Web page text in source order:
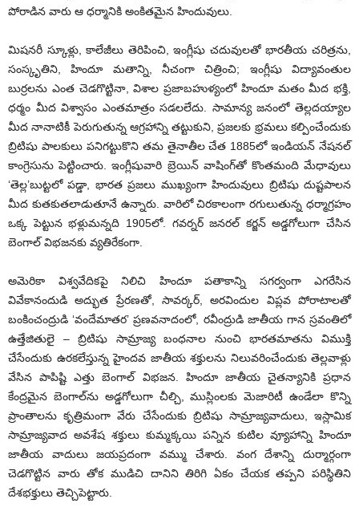
పోరాడిన వారు ఆ ధర్మానికి అంకితమైన హిందువులు.
మిషనరీ స్కూళ్లు, కాలేజీలు తెరిపించి, ఇంగ్లీషు చదువులతో భారతీయ చరిత్రను,
సంస్కృతిని, హిందూ మతాన్ని, నీచంగా చిత్రించి; ఇంగ్లీషు విద్యావంతుల
బుర్రలను ఎంత చెడగొట్టినా, విశాల ప్రజాబహుళ్యంలో హిందూ మతం మీద భక్తి,
ధర్మం మీద విశ్వాసం ఎంతమాత్రం సడలలేదు. సామాన్య జనంలో తెల్లదయ్యాల
మీద నానాటికీ పెరుగుతున్న ఆగ్రహాన్ని తట్టుకుని, ప్రజలకు భ్రమలు కల్పించేందుకు
బ్రిటిషు పాలకులు పనిగట్టుకొని తమ తైనాతీల చేత 1885లో ఇండియన్‌ నేషనల్‌
కాంగ్రెసును పెట్టించారు. ఇంగ్లీషువారి బ్రెయిన్‌ వాషింగ్‌తో కొంతమంది మేధావులు
‘తెల్ల’బుట్టలో పడ్డా, భారత ప్రజలు ముఖ్యంగా హిందువులు బ్రిటిషు దుష్టపాలన
మీద కుతకుతలాడుతూనే ఉన్నారు. వారిలో చిరకాలంగా రగులుతున్న ధర్మాగ్రహం
ఒక్క పెట్టున భళ్లుమన్నది 1905లో. గవర్నర్‌ జనరల్‌ కర్జన్‌ అడ్డగోలుగా చేసిన
బెంగాల్‌ విభజనకు వ్యతిరేకంగా.
అమెరికా విశ్వవేదికపై నిలిచి హిందూ పతాకాన్ని సగర్వంగా ఎగరేసిన
వివేకానందుడి అద్భుత ప్రేరణతో, సావర్కర్‌, అరవిందుల విప్లవ పోరాటాలతో
బంకించంద్రుడి ‘వందేమాతర’ ప్రణవనాదంలో, రవీంద్రుడి జాతీయ గాన స్రవంతిలో
ఉత్తేజితులై – బ్రిటిషు సామ్రాజ్య బంధనాల నుంచి భారతమాతను విముక్తి
చేసేందుకు ఉరకలేస్తున్న హైందవ జాతీయ శక్తులను నిలువరించేందుకు తెల్లవాళ్లు
వేసిన పాపిష్టి ఎత్తు బెంగాల్‌ విభజన. హిందూ జాతీయ చైతన్యానికి ప్రధాన
కేంద్రమైన బెంగాల్‌ను అడ్డగోలుగా చీల్చి, ముస్లింలకు మెజారిటీ ఉండేలా కొన్ని
ప్రాంతాలను కృత్రిమంగా వేరు చేసేందుకు బ్రిటిషు సామ్రాజ్యవాదులు, ఇస్లామిక
సామ్రాజ్యవాద అవశేష శక్తులు కుమ్మక్కయి పన్నిన కుటిల వ్యూహాన్ని హిందూ
జాతీయ వాదులు జయప్రదంగా వమ్ము చేశారు. వంగ దేశాన్ని దుర్మార్గంగా
చెడగొట్టిన వారు తోక ముడిచి దానిని తిరిగి ఏకం చేయక తప్పని పరిస్థితిని
దేశభక్తులు తెచ్చిపెట్టారు.